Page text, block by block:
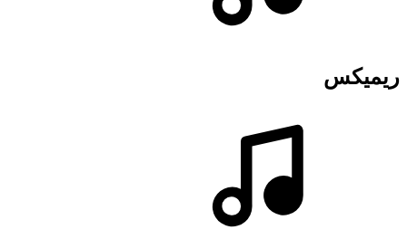
ریمیکس